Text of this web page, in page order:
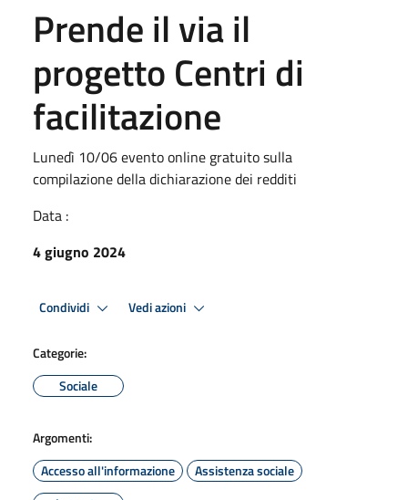
Prende il via il
progetto Centri di
facilitazione
Lunedì 10/06 evento online gratuito sulla
compilazione della dichiarazione dei redditi
Data :
4 giugno 2024
Condividi Vedi azioni
Categorie:
Sociale
Argomenti:
Accesso all'informazione
Assistenza sociale